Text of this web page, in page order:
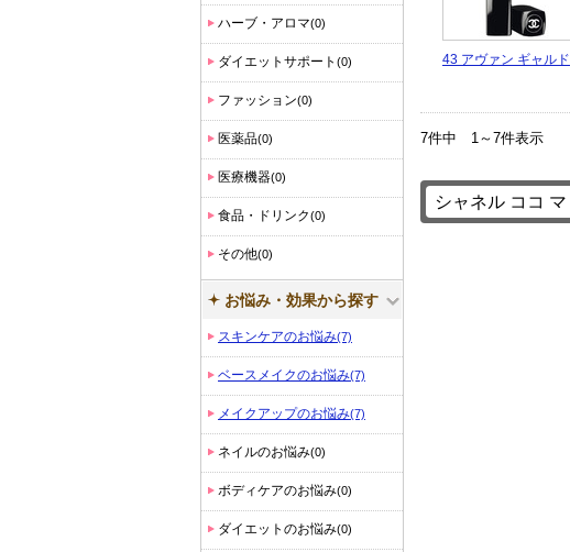
43 アヴァン ギャルド
7件中 1～7件表示
ハーブ・アロマ(0)
ダイエットサポート (0)
ファッション(0)
医薬品(0)
医療機器(0)
食品・ドリンク(0)
その他(0)
お悩み・効果から探す
スキンケアのお悩み(7)
ベースメイクのお悩み(7)
メイクアップのお悩み(7)
ネイルのお悩み(0)
ボディケアのお悩み(0)
ダイエットのお悩み(0)